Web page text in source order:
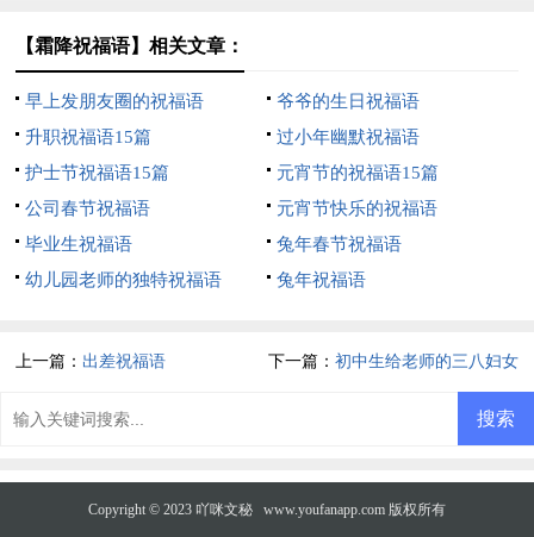
【霜降祝福语】相关文章：
早上发朋友圈的祝福语
爷爷的生日祝福语
升职祝福语15篇
过小年幽默祝福语
护士节祝福语15篇
元宵节的祝福语15篇
公司春节祝福语
元宵节快乐的祝福语
毕业生祝福语
兔年春节祝福语
幼儿园老师的独特祝福语
兔年祝福语
上一篇： 出差祝福语 下一篇： 初中生给老师的三八妇女
Copyright © 2023 吖咪文秘 www.youfanapp.com 版权所有